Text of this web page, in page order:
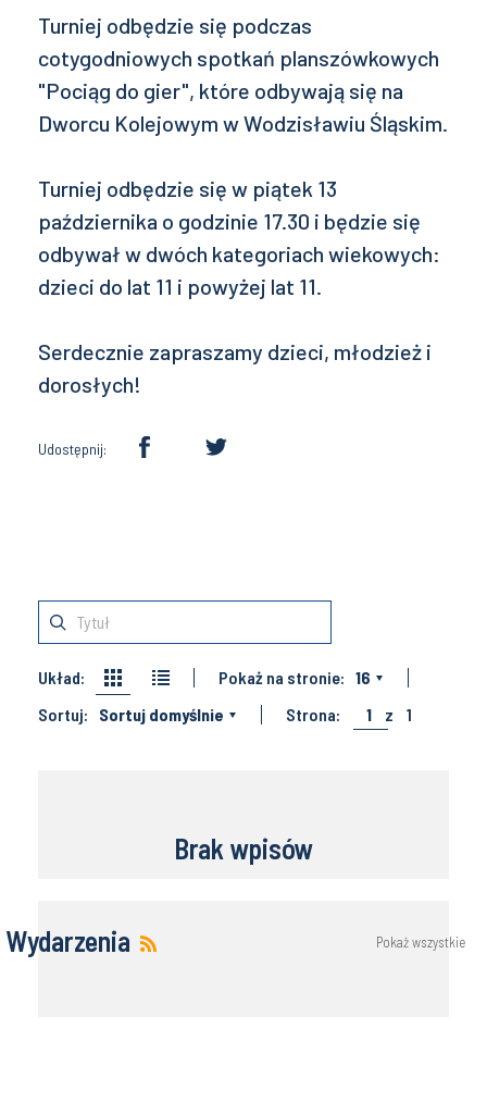
Turniej odbędzie się podczas
cotygodniowych spotkań planszówkowych
"Pociąg do gier", które odbywają się na
Dworcu Kolejowym w Wodzisławiu Śląskim.
Turniej odbędzie się w piątek 13
października o godzinie 17.30 i będzie się
odbywał w dwóch kategoriach wiekowych:
dzieci do lat 11 i powyżej lat 11.
Serdecznie zapraszamy dzieci, młodzież i
dorosłych!
Udostępnij:
Układ: Pokaż na stronie: 16
Sortuj:
Sortuj domyślnie Strona: 1 z 1
Brak wpisów
Wydarzenia Pokaż wszystkie